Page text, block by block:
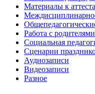
Материалы к
Работа с родителями
Социальная
Сценарии
Аудиозаписи
Видеозаписи
Разное